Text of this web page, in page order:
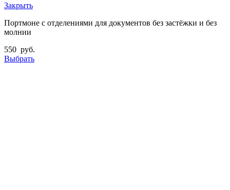
Закрыть
Портмоне с отделениями для документов без застёжки и без
молнии
550 руб.
Выбрать